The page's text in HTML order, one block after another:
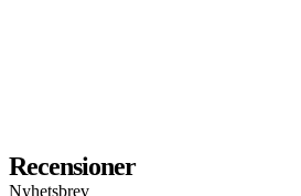
Recensioner
Nyhetsbrev